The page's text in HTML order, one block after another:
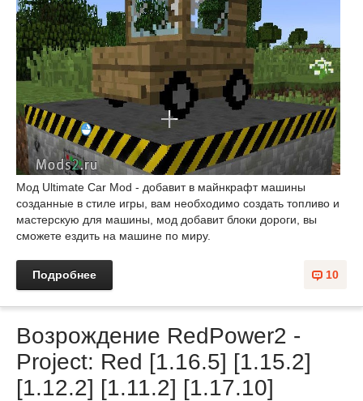
Мод Ultimate Car Mod - добавит в майнкрафт машины
созданные в стиле игры, вам необходимо создать топливо и
мастерскую для машины, мод добавит блоки дороги, вы
сможете ездить на машине по миру.
10
Подробнее
Возрождение RedPower2 -
Project: Red [1.16.5] [1.15.2]
[1.12.2] [1.11.2] [1.17.10]